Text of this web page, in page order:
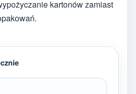
kartonów zamiast